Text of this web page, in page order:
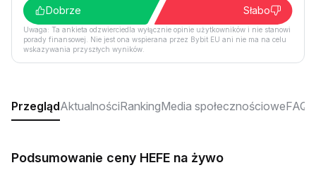
Dobrze
Słabo
Uwaga: Ta ankieta odzwierciedla wyłącznie opinie użytkowników i nie stanowi
porady finansowej. Nie jest ona wspierana przez Bybit EU ani nie ma na celu
wskazywania przyszłych wyników.
PrzeglądAktualnościRankingMedia społecznościoweFAQ
Podsumowanie ceny HEFE na żywo